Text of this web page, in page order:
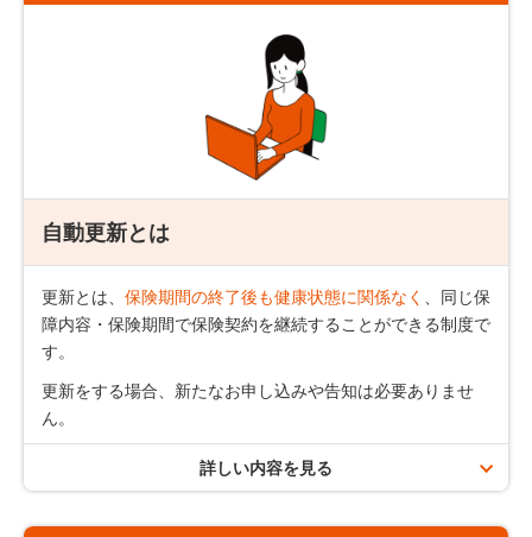
同一の先進医療において複数回にわたって一連の療養を
受けたときは、それらの一連の療養を1回の療養とみな
患者申出療養による治療は、お支払いの対象外です。
先進医療とは、厚生労働大臣が定めた公的医療保険と併
用できるもののみをいい、医療技術や医療機関、対象と
なる疾病には一定の制限があります。
保険期間10年の場合
ご契約者さまからのお申し出がない限り、保険契約は保険期
間満了時に同一の保障内容で 最長90歳まで更新されます。
更新後の保険料は、更新時の被保険者の満年齢および更新時
に適用される保険料率によって計算します。
保険期間と契約年齢について
保険期間満了日は、契約日やお客さまの生年月日で
でご確認いただけます。
自動更新とは
更新とは、 保険期間の終了後も健康状態に関係なく
、同じ保
障内容・保険期間で保険契約を継続することができる制度で
す。
更新をする場合、新たなお申し込みや告知は必要ありませ
ん。
自動更新のご案内
詳しい内容を見る